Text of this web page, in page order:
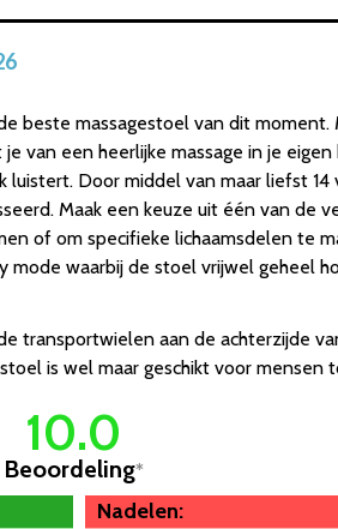
beste massagestoel van dit
je van een heerlijke massage in je
luistert. Door middel van maar liefst
Maak een keuze uit één van de
of om specifieke lichaamsdelen te
mode waarbij de stoel vrijwel geheel
transportwielen aan de achterzijde
is wel maar geschikt voor mensen
10.0
Beoordeling*
Nadelen: